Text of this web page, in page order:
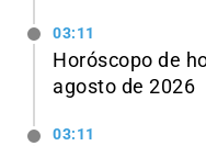
03:11
Horóscopo de
agosto de 2026
03:11